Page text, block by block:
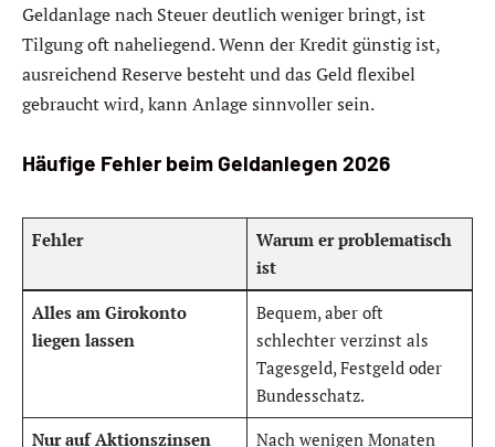
Geldanlage nach Steuer deutlich weniger bringt, ist
Tilgung oft naheliegend. Wenn der Kredit günstig ist,
ausreichend Reserve besteht und das Geld flexibel
gebraucht wird, kann Anlage sinnvoller sein.
Häufige Fehler beim Geldanlegen 2026
Fehler
Warum er problematisch
ist
Alles am Girokonto
liegen lassen
Bequem, aber oft
schlechter verzinst als
Tagesgeld, Festgeld oder
Bundesschatz.
Nur auf Aktionszinsen
Nach wenigen Monaten